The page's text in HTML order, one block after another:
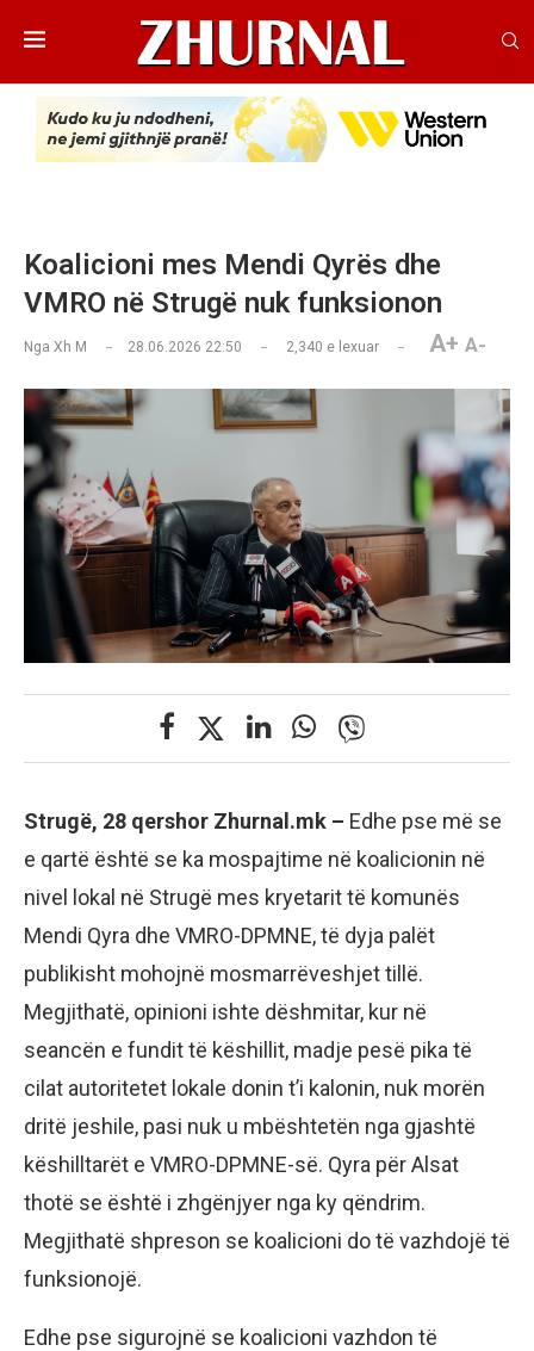
Koalicioni mes Mendi Qyrës dhe
VMRO në Strugë nuk funksionon
Nga Xh M 28.06.2026 22:50 2,340 e lexuar A+ A-
Strugë, 28 qershor Zhurnal.mk – Edhe pse më se
e qartë është se ka mospajtime në koalicionin në
nivel lokal në Strugë mes kryetarit të komunës
Mendi Qyra dhe VMRO-DPMNE, të dyja palët
publikisht mohojnë mosmarrëveshjet tillë.
Megjithatë, opinioni ishte dëshmitar, kur në
seancën e fundit të këshillit, madje pesë pika të
cilat autoritetet lokale donin t’i kalonin, nuk morën
dritë jeshile, pasi nuk u mbështetën nga gjashtë
këshilltarët e VMRO-DPMNE-së. Qyra për Alsat
thotë se është i zhgënjyer nga ky qëndrim.
Megjithatë shpreson se koalicioni do të vazhdojë të
funksionojë.
Edhe pse sigurojnë se koalicioni vazhdon të